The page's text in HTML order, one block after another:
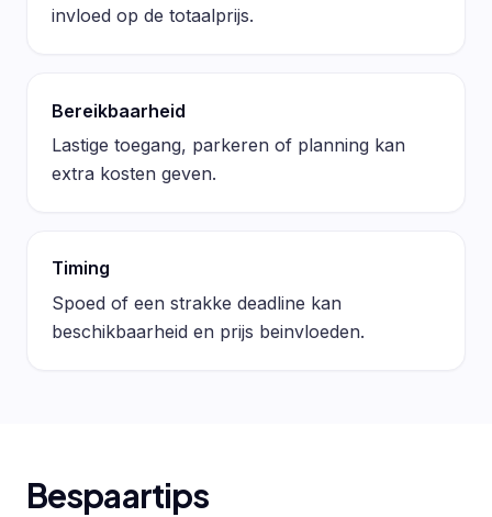
invloed op de totaalprijs.
Bereikbaarheid
Lastige toegang, parkeren of planning kan
extra kosten geven.
Timing
Spoed of een strakke deadline kan
beschikbaarheid en prijs beinvloeden.
Bespaartips